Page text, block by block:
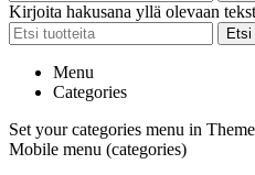
Kirjoita hakusana yllä olevaan
Etsi
Menu
Categories
Set your categories menu in
Mobile menu (categories)